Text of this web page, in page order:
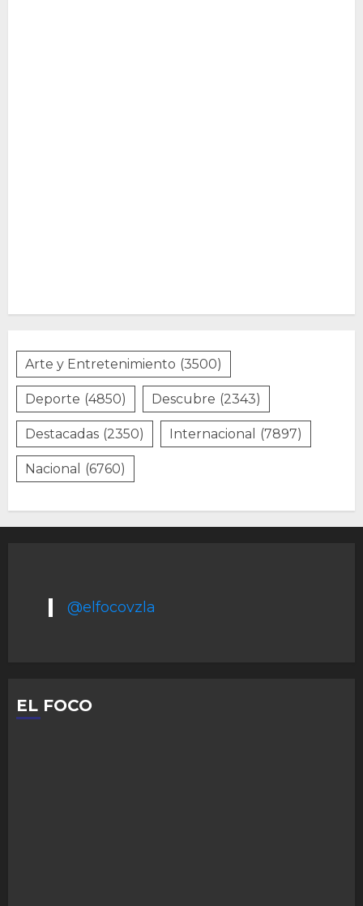
Arte y Entretenimiento (3500)
Deporte (4850) Descubre (2343)
Destacadas (2350) Internacional (7897)
Nacional (6760)
@elfocovzla
EL FOCO